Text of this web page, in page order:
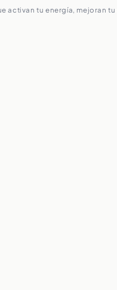
tu energía, mejoran